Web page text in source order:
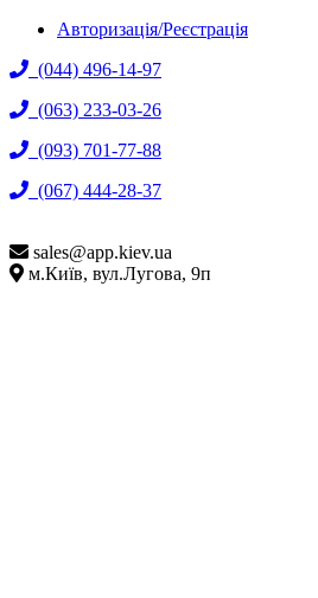
Авторизація/Реєстрація
(044) 496-14-97
(063) 233-03-26
(093) 701-77-88
(067) 444-28-37
sales@app.kiev.ua
м.Київ, вул.Лугова, 9п